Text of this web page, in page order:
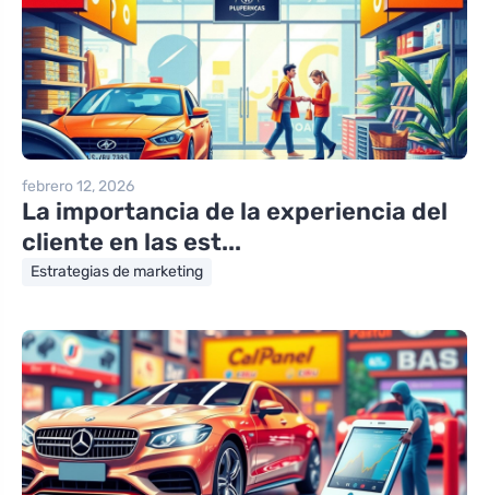
febrero 12, 2026
La importancia de la experiencia del
cliente en las est...
Estrategias de marketing